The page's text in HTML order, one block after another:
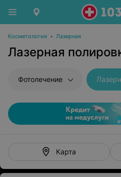
Косметология • Лазерная
Лазерная
Фотолечение
Карта